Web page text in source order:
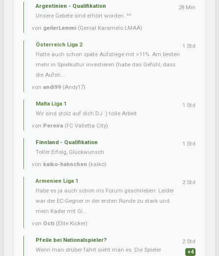
Argentinien - Qualifikation
Unsere Gebete sind erhört worden..^^
von geilerLemmi (Genial Karamelo LMAA)
28 Min
Österreich Liga 2
Hatte auch schon späte Aufstiege mit >11%. Am besten
mehr in Spielkultur investieren (habe das Gefühl, dass
die Aufsti...
von andi99 (Andy17)
1 Std
Malta Liga 1
Wir sind stolz auf dich DJ :) tolle Arbeit
von Pereira (FC Valletta City)
1 Std
Finnland - Qualifikation
Toller Erfolg, Glückwunsch
von kaiko-hahnchen (kaiko)
1 Std
Armenien Liga 1
Habe es ja auch schon ins Forum geschrieben: Leider
war der EC-Gegner in der ersten Runde zu stark und
mein Kader mit Gl...
von Octi (Elite Kicker)
2 Std
Pfeile bei Nationalspieler?
Wenn man drüber fährt sieht man es. Die Spieler
2 Std
+4